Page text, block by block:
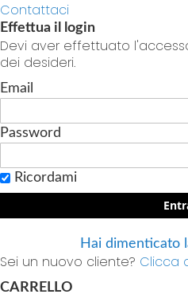
Contattaci
Effettua il login
Devi aver effettuato
dei desideri.
Email
Password
Ricordami
Hai dimenticato
Sei un nuovo cliente? Clicca
CARRELLO